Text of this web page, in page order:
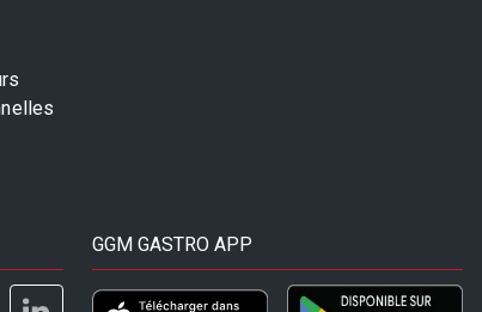
GGM GASTRO APP